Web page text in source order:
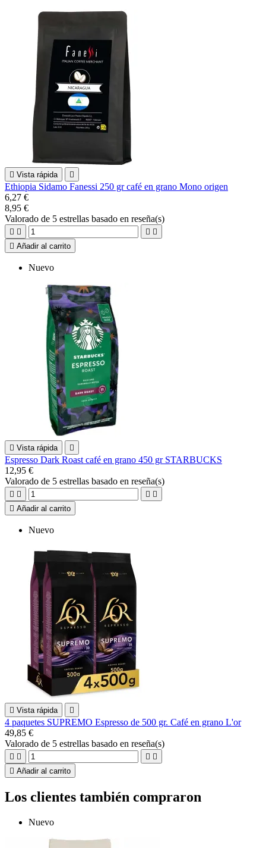
 Vista rápida 
Ethiopia Sidamo Fanessi 250 gr café en grano Mono origen
6,27 €
8,95 €
Valorado de 5 estrellas basado en reseña(s)
   
 Añadir al carrito
Nuevo
 Vista rápida 
Espresso Dark Roast café en grano 450 gr STARBUCKS
12,95 €
Valorado de 5 estrellas basado en reseña(s)
   
 Añadir al carrito
Nuevo
 Vista rápida 
4 paquetes SUPREMO Espresso de 500 gr. Café en grano L'or
49,85 €
Valorado de 5 estrellas basado en reseña(s)
   
 Añadir al carrito
Los clientes también compraron
Nuevo